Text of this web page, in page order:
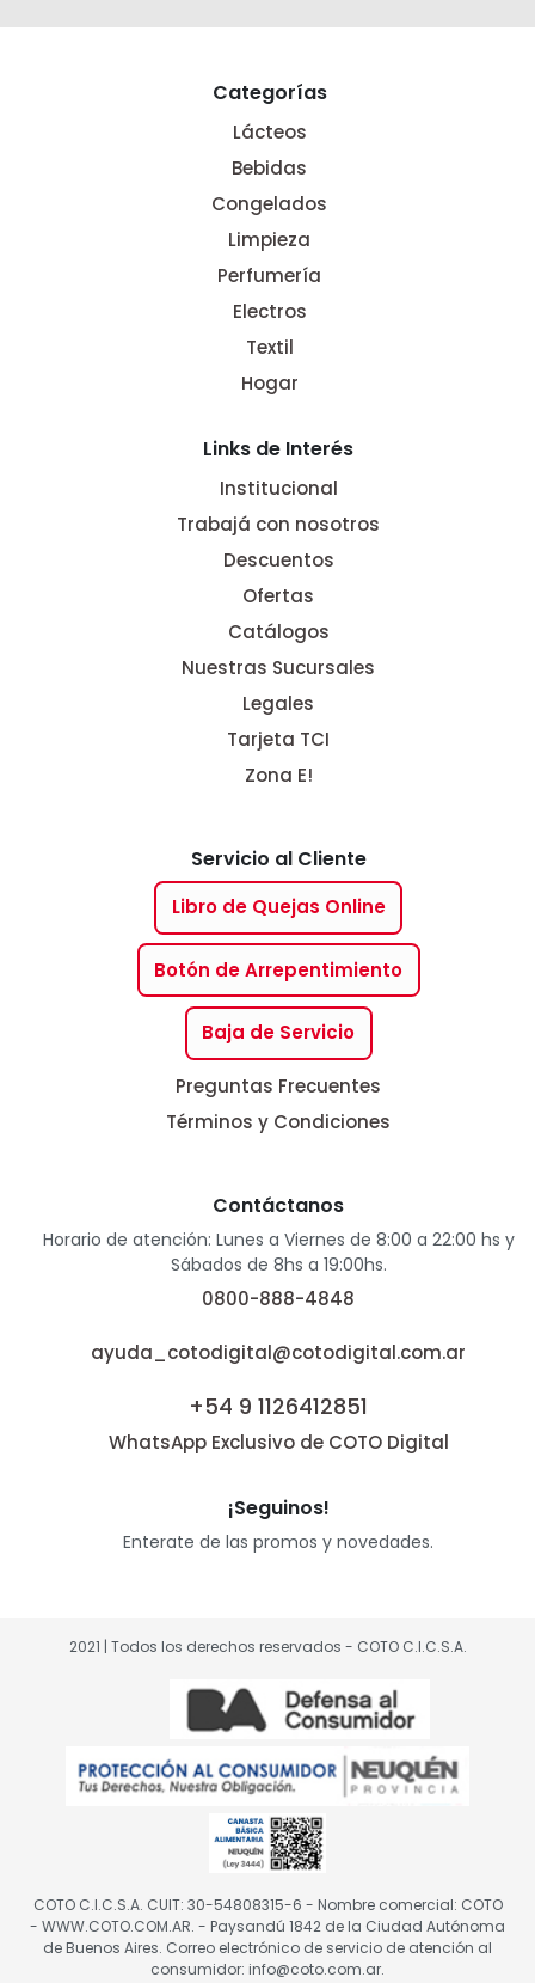
Categorías
Lácteos
Bebidas
Congelados
Limpieza
Perfumería
Electros
Textil
Hogar
Links de Interés
Institucional
Trabajá con nosotros
Descuentos
Ofertas
Catálogos
Nuestras Sucursales
Legales
Tarjeta TCI
Zona E!
Servicio al Cliente
Libro de Quejas Online
Botón de Arrepentimiento
Baja de Servicio
Preguntas Frecuentes
Términos y Condiciones
Contáctanos
Horario de atención: Lunes a Viernes de 8:00 a 22:00 hs y
Sábados de 8hs a 19:00hs.
0800-888-4848
ayuda_cotodigital@cotodigital.com.ar
+54 9 1126412851
WhatsApp Exclusivo de COTO Digital
¡Seguinos!
Enterate de las promos y novedades.
2021 | Todos los derechos reservados - COTO C.I.C.S.A.
COTO C.I.C.S.A. CUIT: 30-54808315-6 - Nombre comercial: COTO
- WWW.COTO.COM.AR. - Paysandú 1842 de la Ciudad Autónoma
de Buenos Aires. Correo electrónico de servicio de atención al
consumidor: info@coto.com.ar.